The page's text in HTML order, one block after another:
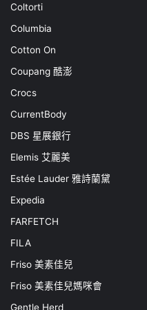
Coltorti
Columbia
Cotton On
Coupang 酷澎
Crocs
CurrentBody
DBS 星展銀行
Elemis 艾麗美
Estée Lauder 雅詩蘭黛
Expedia
FARFETCH
FILA
Friso 美素佳兒
Friso 美素佳兒媽咪會
Gentle Herd